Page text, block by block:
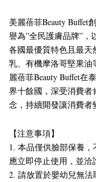
美麗蓓菲Beauty Buffet
譽為”全民護膚品牌”
各國最優質特色且最
乳、有機摩洛哥堅果油
麗蓓菲Beauty Buffet在
界十餘國，深受消費者
念，持續開發讓消費者
【注意事項】
1. 本品僅供臉部保養
應立即停止使用，並洽
2. 請放置於嬰幼兒無法